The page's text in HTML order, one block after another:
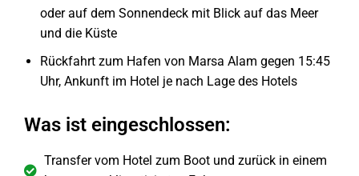
oder auf dem Sonnendeck mit Blick auf das Meer
und die Küste
Rückfahrt zum Hafen von Marsa Alam gegen 15:45
Uhr, Ankunft im Hotel je nach Lage des Hotels
Was ist eingeschlossen:
Transfer vom Hotel zum Boot und zurück in einem